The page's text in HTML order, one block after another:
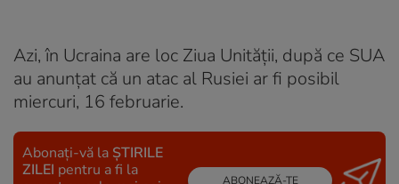
Azi, în Ucraina are loc Ziua Unității, după ce SUA
au anunțat că un atac al Rusiei ar fi posibil
miercuri, 16 februarie.
Abonați-vă la ȘTIRILE
ZILEI pentru a fi la
ABONEAZĂ-TE